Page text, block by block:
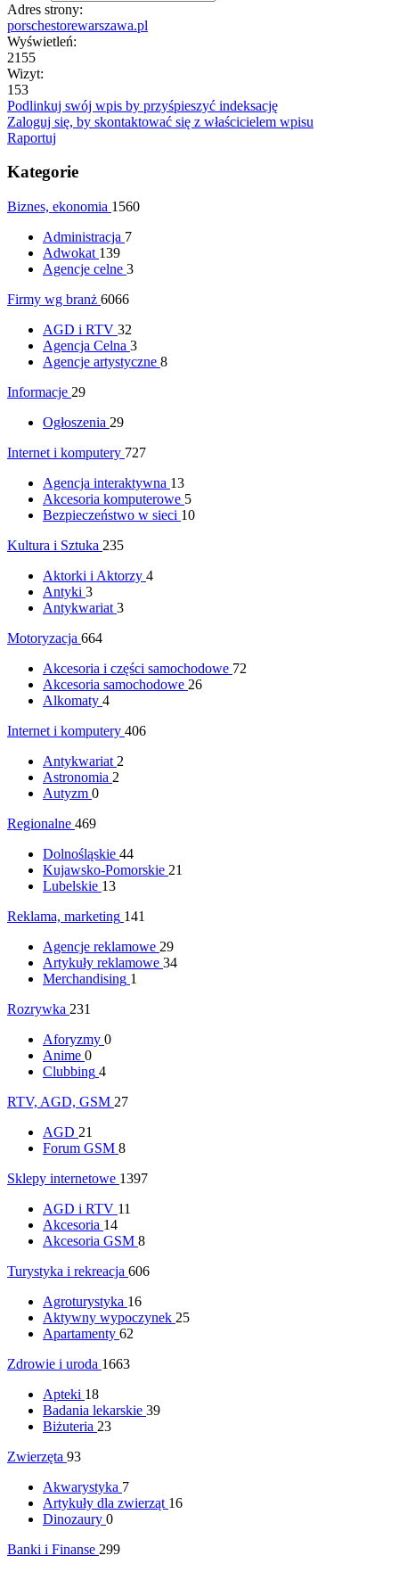
Adres strony:
porschestorewarszawa.pl
Wyświetleń:
2155
Wizyt:
153
Podlinkuj swój wpis by przyśpieszyć indeksację
Zaloguj się, by skontaktować się z właścicielem wpisu
Raportuj
Kategorie
Biznes, ekonomia 1560
Administracja 7
Adwokat 139
Agencje celne 3
Firmy wg branż 6066
AGD i RTV 32
Agencja Celna 3
Agencje artystyczne 8
Informacje 29
Ogłoszenia 29
Internet i komputery 727
Agencja interaktywna 13
Akcesoria komputerowe 5
Bezpieczeństwo w sieci 10
Kultura i Sztuka 235
Aktorki i Aktorzy 4
Antyki 3
Antykwariat 3
Motoryzacja 664
Akcesoria i części samochodowe 72
Akcesoria samochodowe 26
Alkomaty 4
Internet i komputery 406
Antykwariat 2
Astronomia 2
Autyzm 0
Regionalne 469
Dolnośląskie 44
Kujawsko-Pomorskie 21
Lubelskie 13
Reklama, marketing 141
Agencje reklamowe 29
Artykuły reklamowe 34
Merchandising 1
Rozrywka 231
Aforyzmy 0
Anime 0
Clubbing 4
RTV, AGD, GSM 27
AGD 21
Forum GSM 8
Sklepy internetowe 1397
AGD i RTV 11
Akcesoria 14
Akcesoria GSM 8
Turystyka i rekreacja 606
Agroturystyka 16
Aktywny wypoczynek 25
Apartamenty 62
Zdrowie i uroda 1663
Apteki 18
Badania lekarskie 39
Biżuteria 23
Zwierzęta 93
Akwarystyka 7
Artykuły dla zwierząt 16
Dinozaury 0
Banki i Finanse 299